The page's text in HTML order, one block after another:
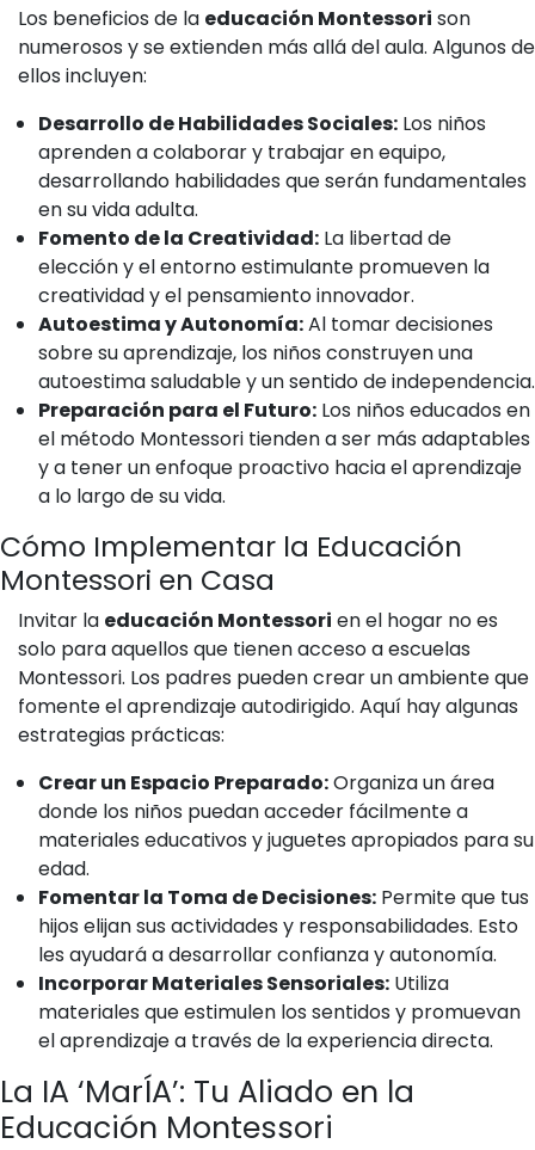
Los beneficios de la educación Montessori son
numerosos y se extienden más allá del aula. Algunos de
ellos incluyen:
Desarrollo de Habilidades Sociales: Los niños
aprenden a colaborar y trabajar en equipo,
desarrollando habilidades que serán fundamentales
en su vida adulta.
Fomento de la Creatividad: La libertad de
elección y el entorno estimulante promueven la
creatividad y el pensamiento innovador.
Autoestima y Autonomía:Al tomar decisiones
sobre su aprendizaje, los niños construyen una
autoestima saludable y un sentido de independencia.
Preparación para el Futuro: Los niños educados en
el método Montessori tienden a ser más adaptables
y a tener un enfoque proactivo hacia el aprendizaje
a lo largo de su vida.
Cómo Implementar la Educación
Montessori en Casa
Invitar la educación Montessori en el hogar no es
solo para aquellos que tienen acceso a escuelas
Montessori. Los padres pueden crear un ambiente que
fomente el aprendizaje autodirigido. Aquí hay algunas
estrategias prácticas:
Crear un Espacio Preparado:Organiza un área
donde los niños puedan acceder fácilmente a
materiales educativos y juguetes apropiados para su
edad.
Fomentar la Toma de Decisiones: Permite que tus
hijos elijan sus actividades y responsabilidades. Esto
les ayudará a desarrollar confianza y autonomía.
Incorporar Materiales Sensoriales: Utiliza
materiales que estimulen los sentidos y promuevan
el aprendizaje a través de la experiencia directa.
La IA ‘MarÍA’: Tu Aliado en la
Educación Montessori